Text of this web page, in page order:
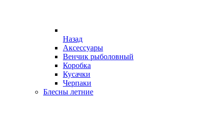
Назад
Аксессуары
Венчик рыболовный
Коробка
Кусачки
Черпаки
Блесны летние